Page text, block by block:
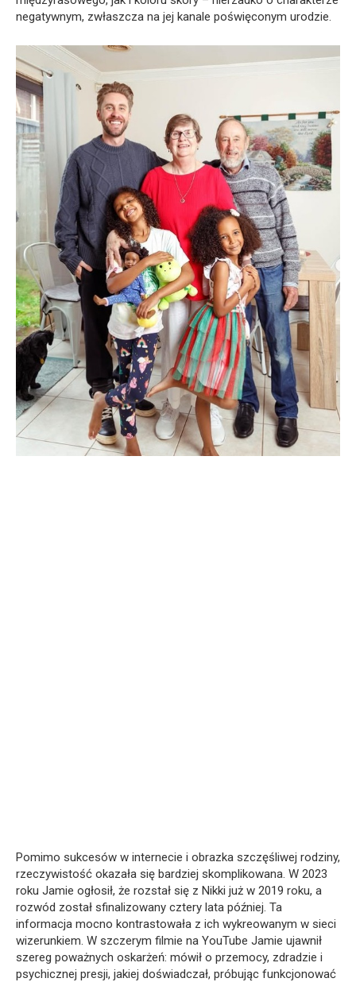
negatywnym, zwłaszcza na jej kanale poświęconym urodzie.
Pomimo sukcesów w internecie i obrazka szczęśliwej rodziny,
rzeczywistość okazała się bardziej skomplikowana. W 2023
roku Jamie ogłosił, że rozstał się z Nikki już w 2019 roku, a
rozwód został sfinalizowany cztery lata później. Ta
informacja mocno kontrastowała z ich wykreowanym w sieci
wizerunkiem. W szczerym filmie na YouTube Jamie ujawnił
szereg poważnych oskarżeń: mówił o przemocy, zdradzie i
psychicznej presji, jakiej doświadczał, próbując funkcjonować